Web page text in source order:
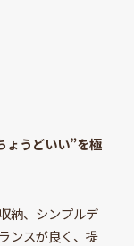
ょうどいい”を極
納、シンプルデ
ンスが良く、提